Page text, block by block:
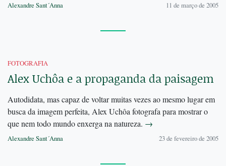
Alexandre Sant´Anna 11 de março de 2005
FOTOGRAFIA
Alex Uchôa e a propaganda da paisagem
Autodidata, mas capaz de voltar muitas vezes ao mesmo lugar em
busca da imagem perfeita, Alex Uchôa fotografa para mostrar o
que nem todo mundo enxerga na natureza. →
Alexandre Sant´Anna 23 de fevereiro de 2005